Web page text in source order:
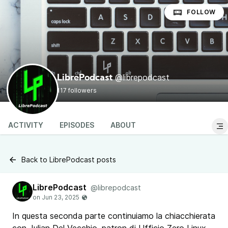
LibrePodcast @librepodcast
117 followers
FOLLOW
ACTIVITY EPISODES ABOUT
Back to LibrePodcast posts
LibrePodcast @librepodcast
In questa seconda parte continuiamo la chiacchierata